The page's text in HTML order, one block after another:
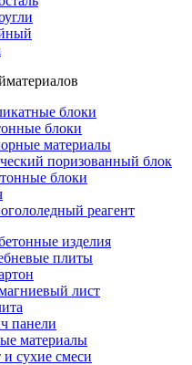
блоки
блоки
материалы
поризованный блок
блоки
реагент
изделия
плиты
лист
панели
материалы
сухие смеси